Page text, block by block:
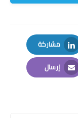
مشاركة
LinkedIn
إرسال
Email